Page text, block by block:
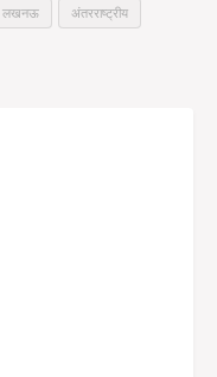
लखनऊ अंतरराष्ट्रीय